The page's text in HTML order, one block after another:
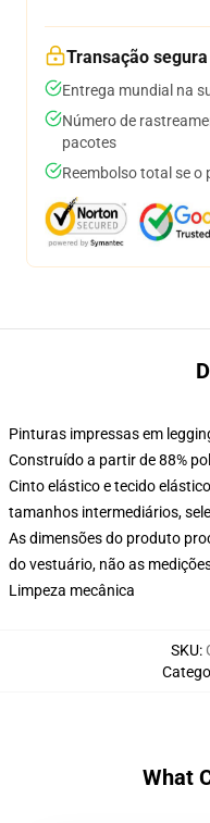
Transação segura
Entrega mundial na
Número de
pacotes
Reembolso total se
Pinturas impressas em
Construído a partir de 88%
Cinto elástico e tecido
tamanhos intermediários,
As dimensões do produto
do vestuário, não as
Limpeza mecânica
SKU:
What